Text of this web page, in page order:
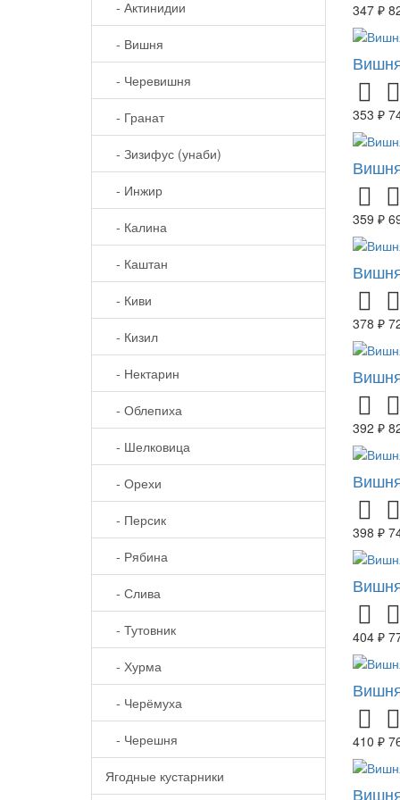
- Актинидии
- Вишня
- Черевишня
- Гранат
- Зизифус (унаби)
- Инжир
- Калина
- Каштан
- Киви
- Кизил
- Нектарин
- Облепиха
- Шелковица
- Орехи
- Персик
- Рябина
- Слива
- Тутовник
- Хурма
- Черёмуха
- Черешня
Ягодные кустарники
347 ₽
353 ₽
359 ₽
378 ₽
392 ₽
398 ₽
404 ₽
410 ₽